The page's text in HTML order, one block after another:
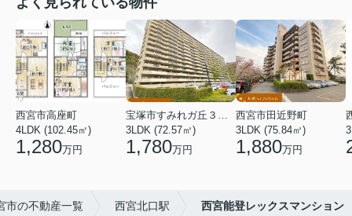
西宮市高座町
4LDK (102.45㎡)
1,280万円
宝塚市すみれガ丘３丁目
3LDK (72.57㎡)
1,780万円
西宮市田近野町
3LDK (75.84㎡)
1,880万円
市の不動産一覧 西宮北口駅 西宮能登レックスマンション